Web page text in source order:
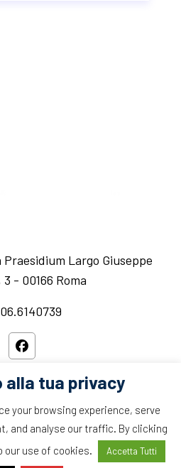
Largo Giuseppe
- 00166 Roma
edution all rights reserved.
alla tua privacy
your browsing experience, serve
and analyse our traffic. By clicking
our use of cookies.
Accetta Tutti